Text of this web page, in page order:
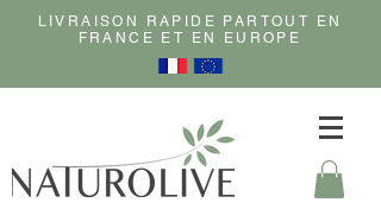
LIVRAISON RAPIDE PARTOUT EN
FRANCE ET EN EUROPE